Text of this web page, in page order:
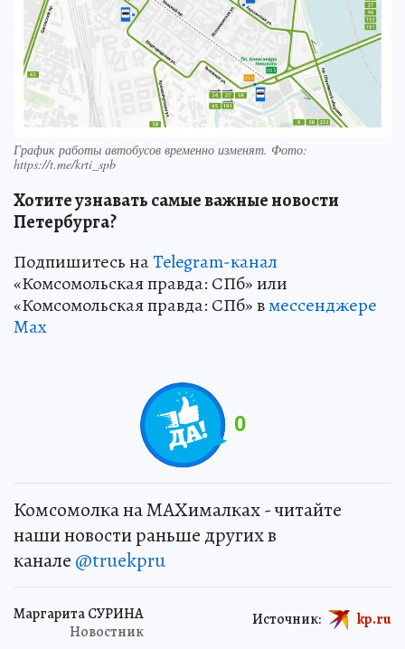
График работы автобусов временно изменят. Фото:
https://t.me/krti_spb
Хотите узнавать самые важные новости
Петербурга?
Подпишитесь наTelegram-канал
«Комсомольская правда: СПб» или
«Комсомольская правда: СПб» вмессенджере
Max
0
Комсомолка на MAXималках - читайте
наши новости раньше других в
канале @truekpru
Маргарита СУРИНА
Новостник
Источник: kp.ru